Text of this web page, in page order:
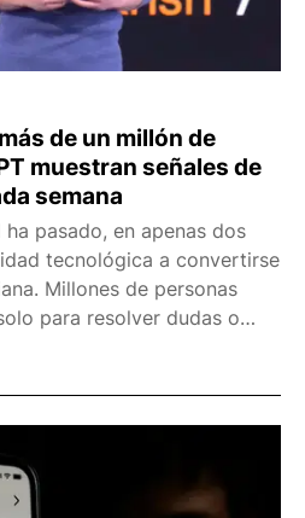
de un millón de
muestran señales de
semana
pasado, en apenas dos
tecnológica a convertirse
Millones de personas
para resolver dudas o
para buscar consuelo,